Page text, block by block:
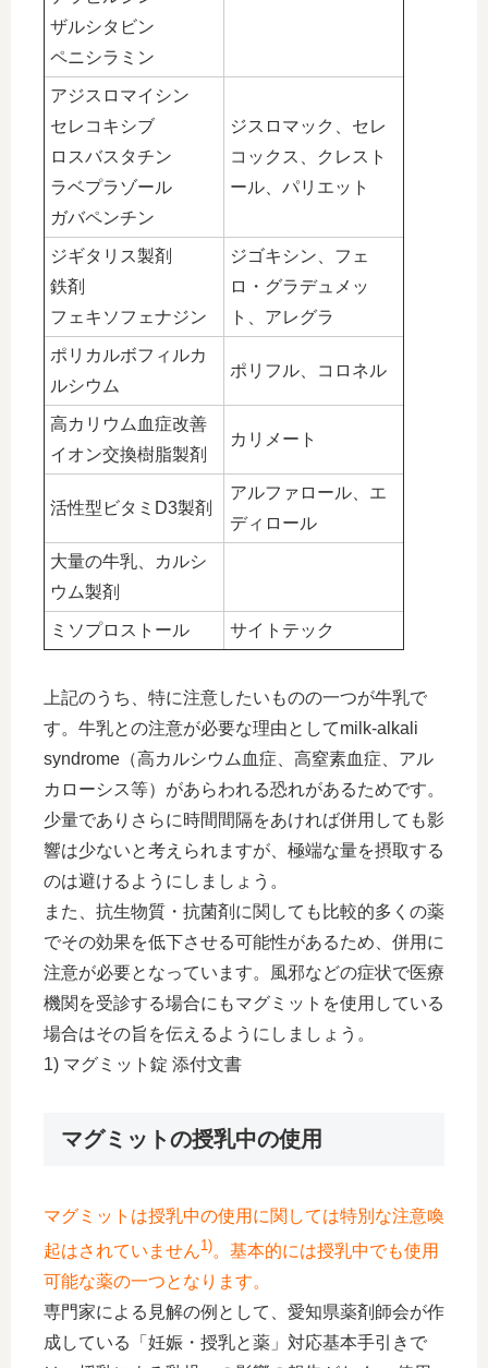
ザルシタビン
ペニシラミン
アジスロマイシン
セレコキシブ
ロスバスタチン
ラベプラゾール
ガバペンチン
ジスロマック、セレ
コックス、クレスト
ール、パリエット
ジギタリス製剤
鉄剤
フェキソフェナジン
ジゴキシン、フェ
ロ・グラデュメッ
ト、アレグラ
ポリカルボフィルカ
ルシウム
ポリフル、コロネル
高カリウム血症改善
イオン交換樹脂製剤
カリメート
活性型ビタミD3製剤
アルファロール、エ
ディロール
大量の牛乳、カルシ
ウム製剤
ミソプロストール サイトテック
上記のうち、特に注意したいものの一つが牛乳で
す。牛乳との注意が必要な理由としてmilk-alkali
syndrome（高カルシウム血症、高窒素血症、アル
カローシス等）があらわれる恐れがあるためです。
少量でありさらに時間間隔をあければ併用しても影
響は少ないと考えられますが、極端な量を摂取する
のは避けるようにしましょう。
また、抗生物質・抗菌剤に関しても比較的多くの薬
でその効果を低下させる可能性があるため、併用に
注意が必要となっています。風邪などの症状で医療
機関を受診する場合にもマグミットを使用している
場合はその旨を伝えるようにしましょう。
1) マグミット錠 添付文書
マグミットの授乳中の使用
マグミットは授乳中の使用に関しては特別な注意喚
起はされていません1)。基本的には授乳中でも使用
可能な薬の一つとなります。
専門家による見解の例として、愛知県薬剤師会が作
成している「妊娠・授乳と薬」対応基本手引きで